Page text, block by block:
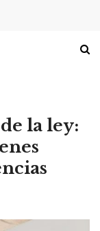
la ley: